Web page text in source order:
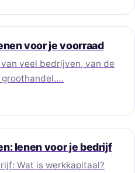
voor je voorraad
veel bedrijven, van de
lenen voor je bedrijf
Wat is werkkapitaal?